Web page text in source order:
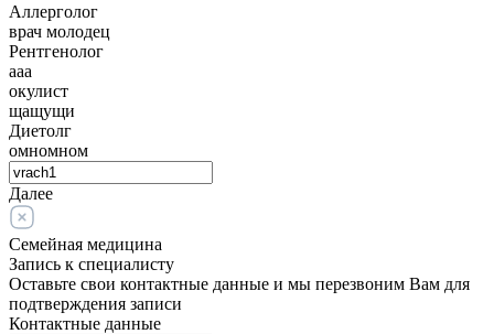
Аллерголог
врач молодец
Рентгенолог
ааа
окулист
щащущи
Диетолг
омномном
Далее
Семейная медицина
Запись к специалисту
Оставьте свои контактные данные и мы перезвоним Вам для
подтверждения записи
Контактные данные